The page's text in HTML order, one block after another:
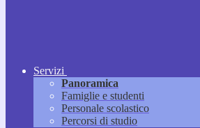
Servizi
Panoramica
Famiglie e studenti
Personale scolastico
Percorsi di studio